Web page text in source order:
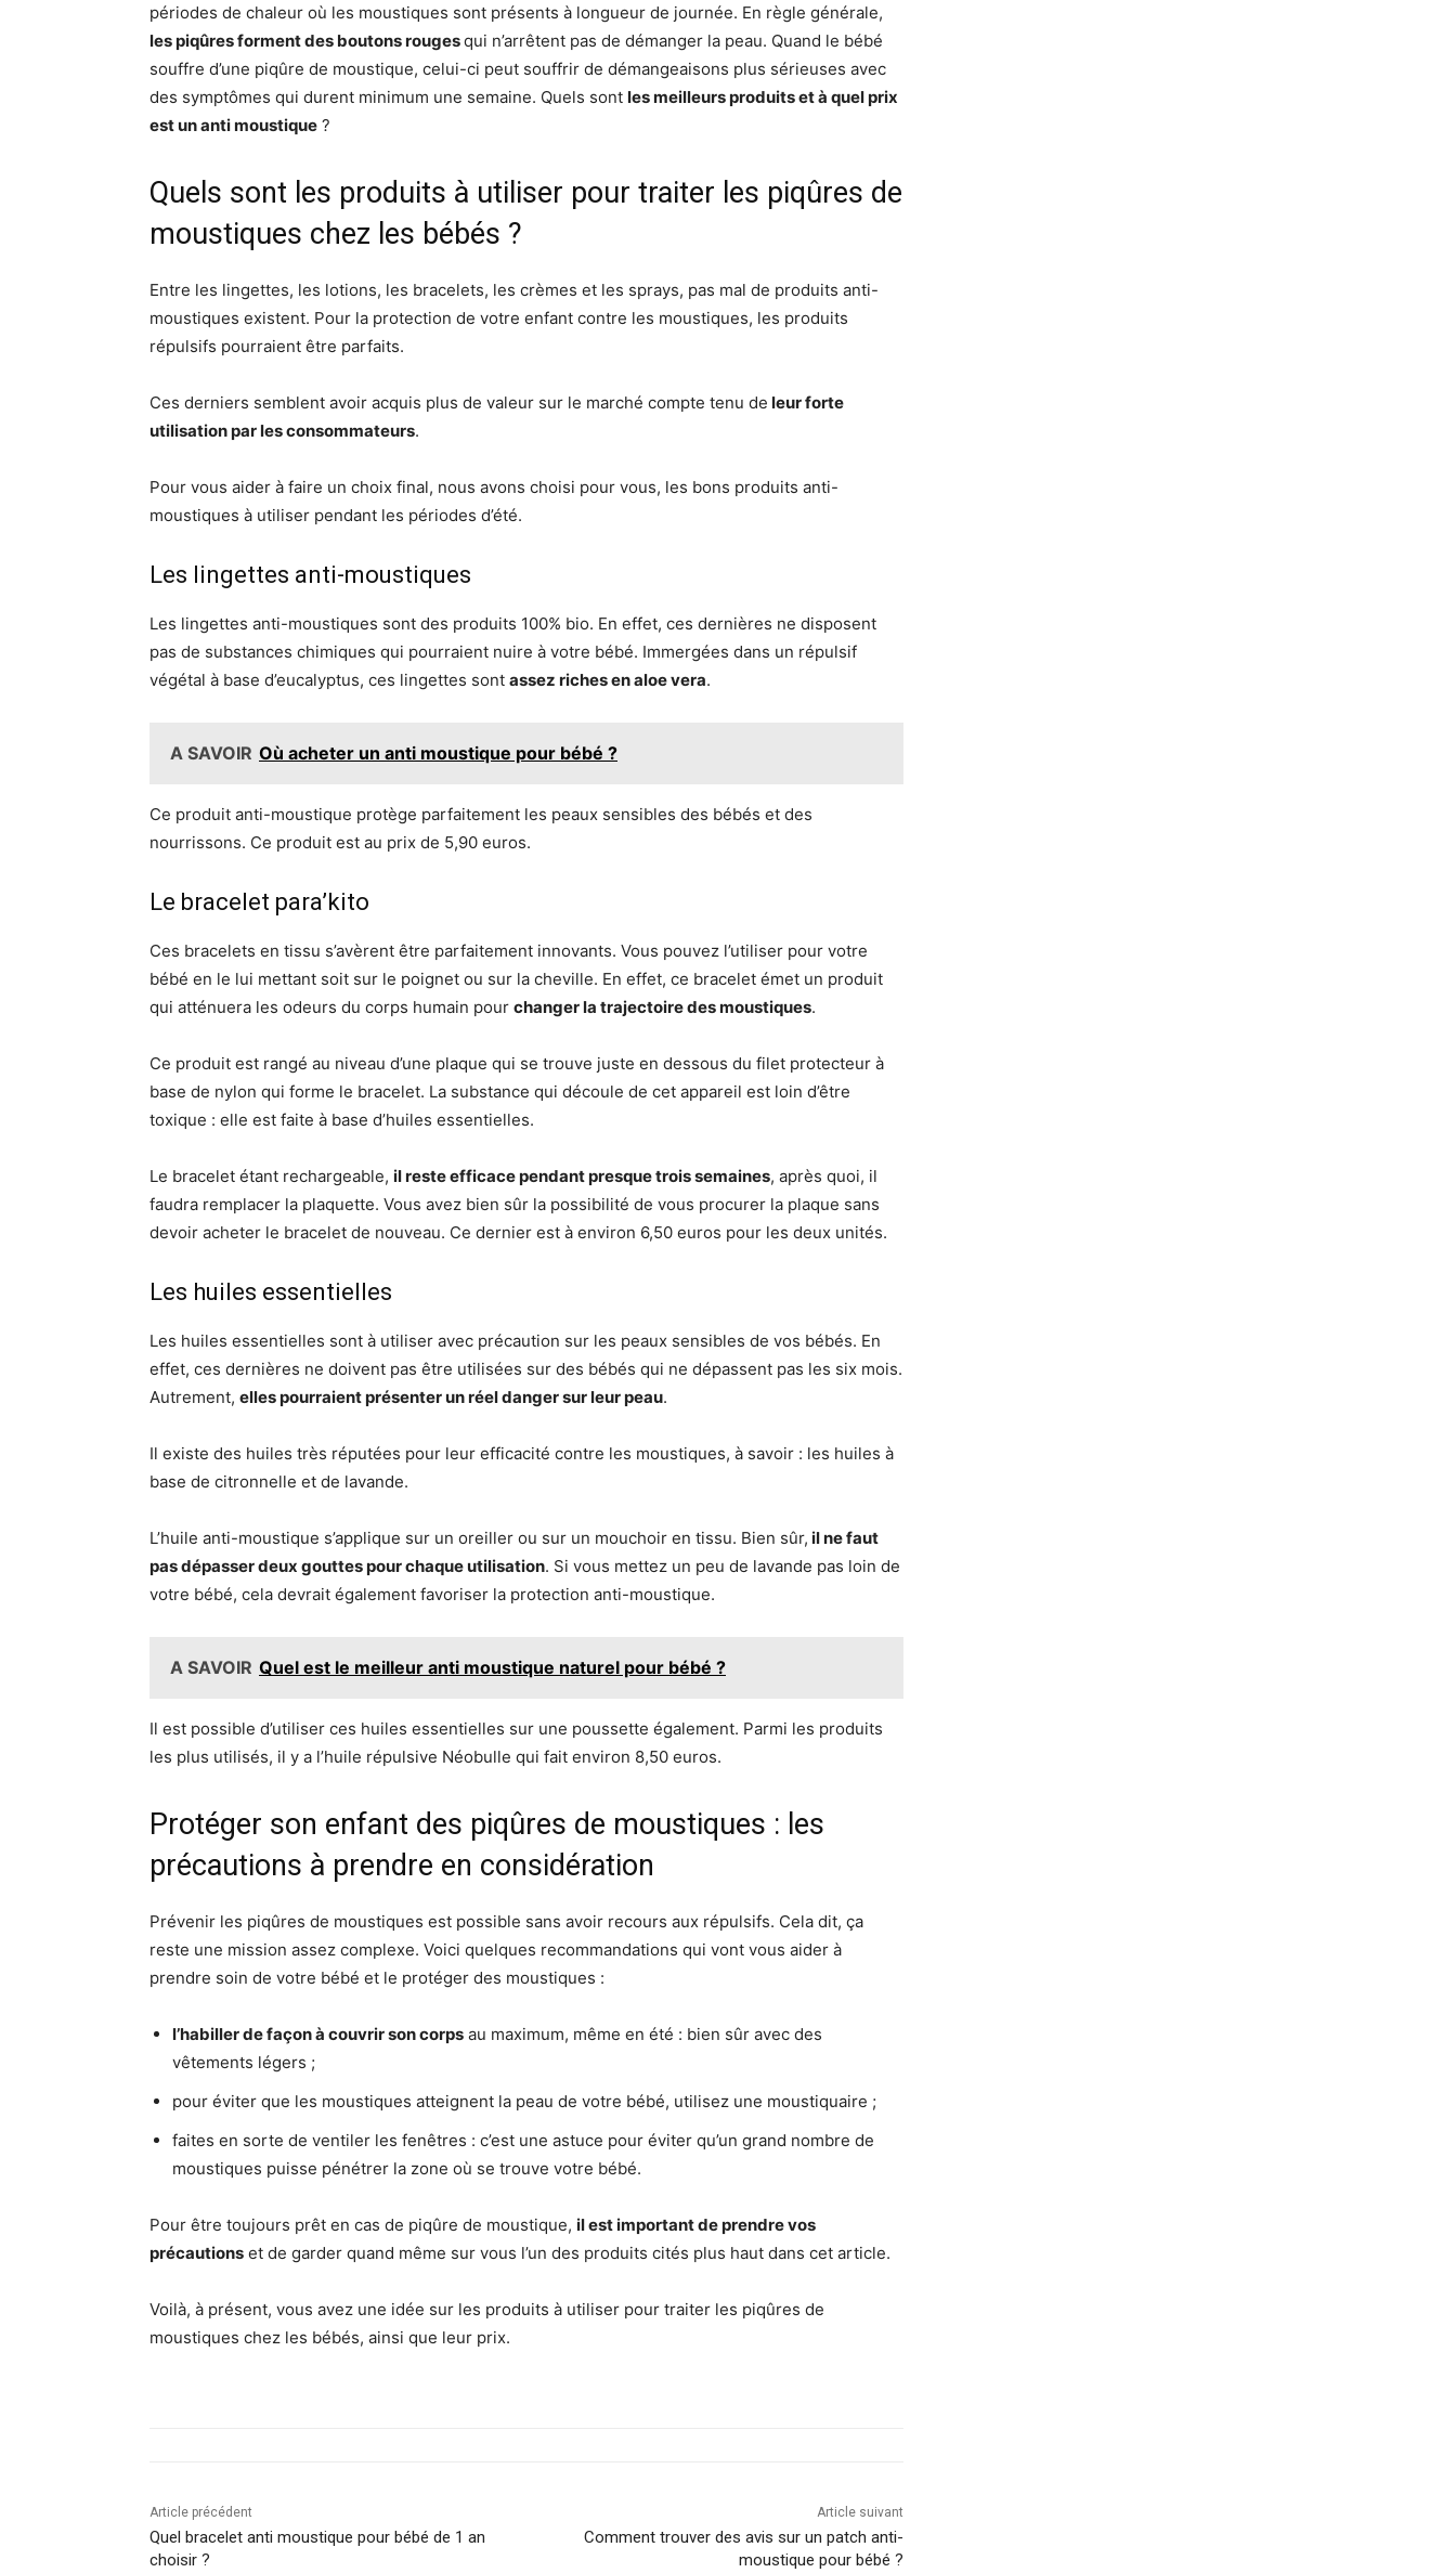
périodes de chaleur où les moustiques sont présents à longueur de journée. En règle générale,
les piqûres forment des boutons rougesqui n’arrêtent pas de démanger la peau. Quand le bébé
souffre d’une piqûre de moustique, celui-ci peut souffrir de démangeaisons plus sérieuses avec
des symptômes qui durent minimum une semaine. Quels sont les meilleurs produits et à quel prix
est un anti moustique ?
Quels sont les produits à utiliser pour traiter les piqûres de
moustiques chez les bébés ?
Entre les lingettes, les lotions, les bracelets, les crèmes et les sprays, pas mal de produits anti-
moustiques existent. Pour la protection de votre enfant contre les moustiques, les produits
répulsifs pourraient être parfaits.
Ces derniers semblent avoir acquis plus de valeur sur le marché compte tenu de leur forte
utilisation par les consommateurs.
Pour vous aider à faire un choix final, nous avons choisi pour vous, les bons produits anti-
moustiques à utiliser pendant les périodes d’été.
Les lingettes anti-moustiques
Les lingettes anti-moustiques sont des produits 100% bio. En effet, ces dernières ne disposent
pas de substances chimiques qui pourraient nuire à votre bébé. Immergées dans un répulsif
végétal à base d’eucalyptus, ces lingettes sont assez riches en aloe vera.
A SAVOIR Où acheter un anti moustique pour bébé ?
Ce produit anti-moustique protège parfaitement les peaux sensibles des bébés et des
nourrissons. Ce produit est au prix de 5,90 euros.
Le bracelet para’kito
Ces bracelets en tissu s’avèrent être parfaitement innovants. Vous pouvez l’utiliser pour votre
bébé en le lui mettant soit sur le poignet ou sur la cheville. En effet, ce bracelet émet un produit
qui atténuera les odeurs du corps humain pour changer la trajectoire des moustiques.
Ce produit est rangé au niveau d’une plaque qui se trouve juste en dessous du filet protecteur à
base de nylon qui forme le bracelet. La substance qui découle de cet appareil est loin d’être
toxique : elle est faite à base d’huiles essentielles.
Le bracelet étant rechargeable, il reste efficace pendant presque trois semaines, après quoi, il
faudra remplacer la plaquette. Vous avez bien sûr la possibilité de vous procurer la plaque sans
devoir acheter le bracelet de nouveau. Ce dernier est à environ 6,50 euros pour les deux unités.
Les huiles essentielles
Les huiles essentielles sont à utiliser avec précaution sur les peaux sensibles de vos bébés. En
effet, ces dernières ne doivent pas être utilisées sur des bébés qui ne dépassent pas les six mois.
Autrement, elles pourraient présenter un réel danger sur leur peau.
Il existe des huiles très réputées pour leur efficacité contre les moustiques, à savoir : les huiles à
base de citronnelle et de lavande.
L’huile anti-moustique s’applique sur un oreiller ou sur un mouchoir en tissu. Bien sûr, il ne faut
pas dépasser deux gouttes pour chaque utilisation. Si vous mettez un peu de lavande pas loin de
votre bébé, cela devrait également favoriser la protection anti-moustique.
A SAVOIR Quel est le meilleur anti moustique naturel pour bébé ?
Il est possible d’utiliser ces huiles essentielles sur une poussette également. Parmi les produits
les plus utilisés, il y a l’huile répulsive Néobulle qui fait environ 8,50 euros.
Protéger son enfant des piqûres de moustiques : les
précautions à prendre en considération
Prévenir les piqûres de moustiques est possible sans avoir recours aux répulsifs. Cela dit, ça
reste une mission assez complexe. Voici quelques recommandations qui vont vous aider à
prendre soin de votre bébé et le protéger des moustiques :
l’habiller de façon à couvrir son corps au maximum, même en été : bien sûr avec des
vêtements légers ;
pour éviter que les moustiques atteignent la peau de votre bébé, utilisez une moustiquaire ;
faites en sorte de ventiler les fenêtres : c’est une astuce pour éviter qu’un grand nombre de
moustiques puisse pénétrer la zone où se trouve votre bébé.
Pour être toujours prêt en cas de piqûre de moustique, il est important de prendre vos
précautions et de garder quand même sur vous l’un des produits cités plus haut dans cet article.
Voilà, à présent, vous avez une idée sur les produits à utiliser pour traiter les piqûres de
moustiques chez les bébés, ainsi que leur prix.
Article précédent
Quel bracelet anti moustique pour bébé de 1 an
choisir ?
Article suivant
Comment trouver des avis sur un patch anti-
moustique pour bébé ?